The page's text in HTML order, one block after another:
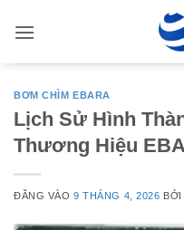
qua
BƠM CHÌM EBARA
Lịch Sử Hình
Thương Hiệu
ĐĂNG VÀO9 THÁNG 4, 2026 BỞI